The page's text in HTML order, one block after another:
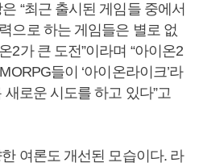
“최근 출시된 게임들 중에서
으로 하는 게임들은 별로 없
2가 큰 도전”이라며 “아이온2
들이 ‘아이온라이크’라
로운 시도를 하고 있다”고
여론도 개선된 모습이다. 라